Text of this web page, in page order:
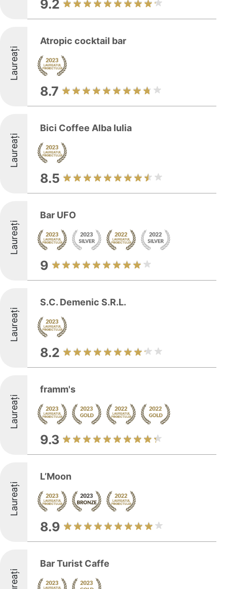
9.2
Laureați
Atropic cocktail bar
8.7
Laureați
Bici Coffee Alba Iulia
8.5
Laureați
Bar UFO
9
Laureați
S.C. Demenic S.R.L.
8.2
Laureați
framm's
9.3
Laureați
L’Moon
8.9
Bar Turist Caffe